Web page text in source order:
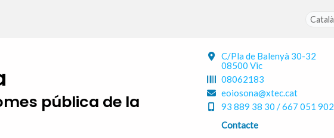
pública de la
C/Pla de Balenyà 30-32
08500 Vic
08062183
eoiosona@xtec.cat
93 889 38 30 / 667 051 902
Contacte